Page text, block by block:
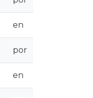
en
por
en